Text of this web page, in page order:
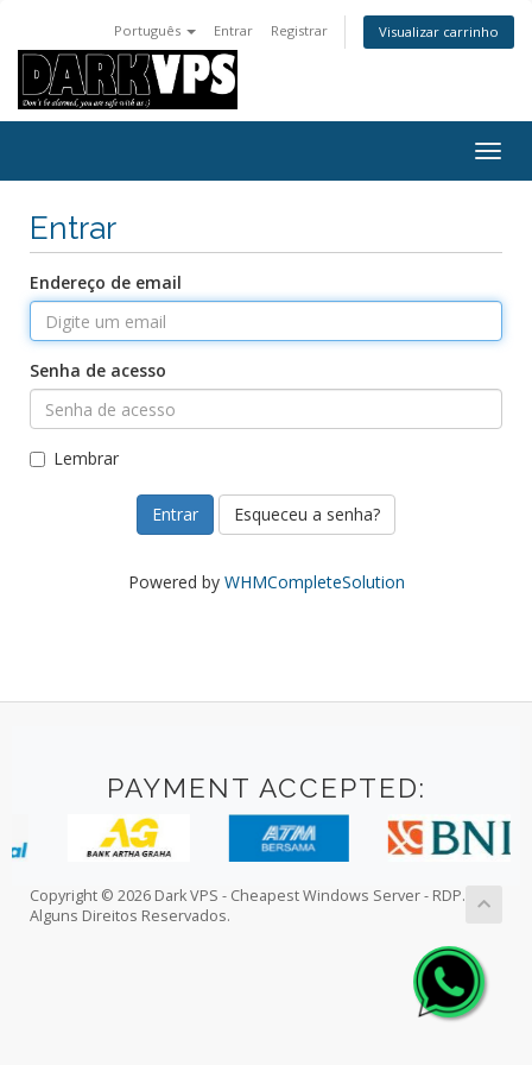
Português Entrar Registrar Visualizar carrinho
Entrar
Endereço de email
Senha de acesso
Lembrar
Esqueceu a senha?
Powered by WHMCompleteSolution
PAYMENT ACCEPTED:
Copyright © 2026 Dark VPS - Cheapest Windows Server - RDP.
Alguns Direitos Reservados.